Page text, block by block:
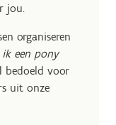
jou.
organiseren
ik een pony
bedoeld voor
uit onze